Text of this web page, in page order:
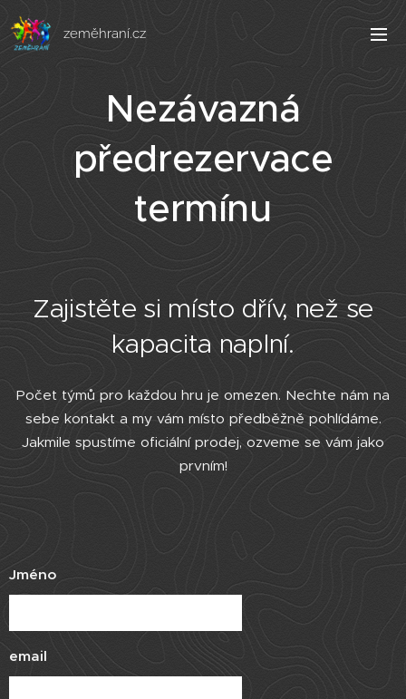
zeměhraní.cz
Nezávazná
předrezervace
termínu
Zajistěte si místo dřív, než se
kapacita naplní.
Počet týmů pro každou hru je omezen. Nechte nám na
sebe kontakt a my vám místo předběžně pohlídáme.
Jakmile spustíme oficiální prodej, ozveme se vám jako
prvním!
Jméno
email